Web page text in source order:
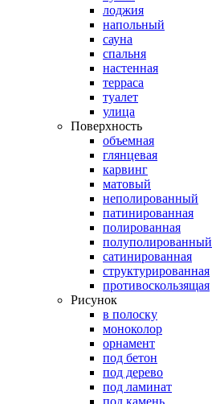
лоджия
напольный
сауна
спальня
настенная
терраса
туалет
улица
Поверхность
объемная
глянцевая
карвинг
матовый
неполированный
патинированная
полированная
полуполированный
сатинированная
структурированная
противоскользящая
Рисунок
в полоску
моноколор
орнамент
под бетон
под дерево
под ламинат
под камень